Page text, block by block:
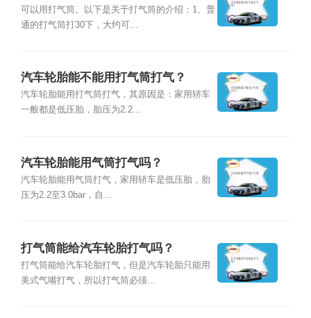
可以用打气筒。以下是关于打气筒的介绍：1、普
通的打气筒打30下，大约可...
汽车轮胎能不能用打气筒打气？
汽车轮胎能用打气筒打气，其原因是：家用轿车
一般都是低压胎，胎压为2.2...
汽车轮胎能用气筒打气吗？
汽车轮胎能用气筒打气，家用轿车是低压胎，胎
压为2.2至3.0bar，自...
打气筒能给汽车轮胎打气吗？
打气筒能给汽车轮胎打气，但是汽车轮胎只能用
美式气嘴打气，所以打气筒必须...